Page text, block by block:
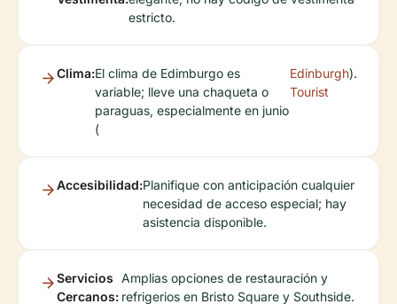
estricto.
Clima:El clima de Edimburgo es
variable; lleve una chaqueta o
paraguas, especialmente en junio
(
Edinburgh
Tourist
).
Accesibilidad:Planifique con anticipación cualquier
necesidad de acceso especial; hay
asistencia disponible.
Servicios
Cercanos:
Amplias opciones de restauración y
refrigerios en Bristo Square y Southside.